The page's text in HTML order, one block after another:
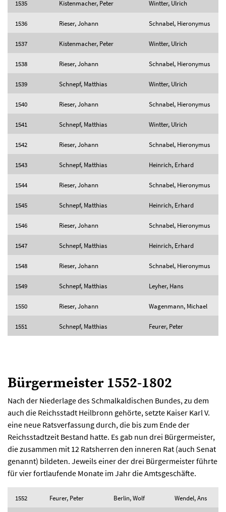
1535 Kistenmacher, Peter Wintter, Ulrich
1536 Rieser, Johann Schnabel, Hieronymus
1537 Kistenmacher, Peter Wintter, Ulrich
1538 Rieser, Johann Schnabel, Hieronymus
1539 Schnepf, Matthias Wintter, Ulrich
1540 Rieser, Johann Schnabel, Hieronymus
1541 Schnepf, Matthias Wintter, Ulrich
1542 Rieser, Johann Schnabel, Hieronymus
1543 Schnepf, Matthias Heinrich, Erhard
1544 Rieser, Johann Schnabel, Hieronymus
1545 Schnepf, Matthias Heinrich, Erhard
1546 Rieser, Johann Schnabel, Hieronymus
1547 Schnepf, Matthias Heinrich, Erhard
1548 Rieser, Johann Schnabel, Hieronymus
1549 Schnepf, Matthias Leyher, Hans
1550 Rieser, Johann Wagenmann, Michael
1551 Schnepf, Matthias Feurer, Peter
Bürgermeister 1552-1802
Nach der Niederlage des Schmalkaldischen Bundes, zu dem
auch die Reichsstadt Heilbronn gehörte, setzte Kaiser Karl V.
eine neue Ratsverfassung durch, die bis zum Ende der
Reichsstadtzeit Bestand hatte. Es gab nun drei Bürgermeister,
die zusammen mit 12 Ratsherren den inneren Rat (auch Senat
genannt) bildeten. Jeweils einer der drei Bürgermeister führte
für vier fortlaufende Monate im Jahr die Amtsgeschäfte.
1552 Feurer, Peter Berlin, Wolf Wendel, Ans